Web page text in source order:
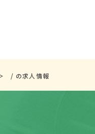
/ の求人情報